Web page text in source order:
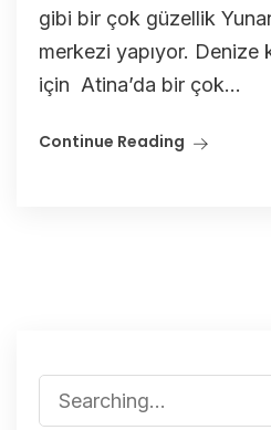
gibi bir çok güzellik
merkezi yapıyor. Denize
için Atina’da bir çok...
Continue Reading